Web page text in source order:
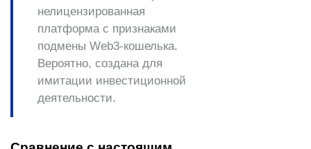
нелицензированная
платформа с признаками
подмены Web3-кошелька.
Вероятно, создана для
имитации инвестиционной
деятельности.